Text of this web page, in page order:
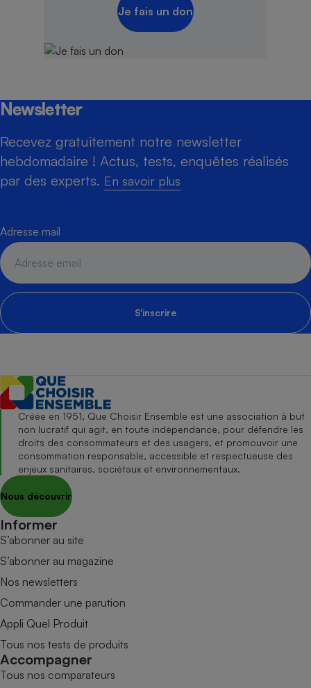
Je fais un don
Newsletter
Recevez gratuitement notre newsletter
hebdomadaire ! Actus, tests, enquêtes réalisés
par des experts. En savoir plus
Adresse mail
S'inscrire
Créée en 1951, Que Choisir Ensemble est une association à but
non lucratif qui agit, en toute indépendance, pour défendre les
droits des consommateurs et des usagers, et promouvoir une
consommation responsable, accessible et respectueuse des
enjeux sanitaires, sociétaux et environnementaux.
Nous découvrir
Informer
S’abonner au site
S’abonner au magazine
Nos newsletters
Commander une parution
Appli Quel Produit
Tous nos tests de produits
Accompagner
Tous nos comparateurs